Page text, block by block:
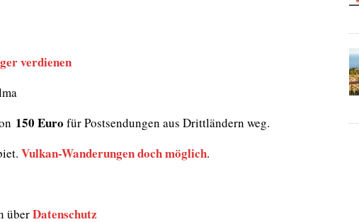
verdienen
150 Euro für Postsendungen aus Drittländern weg.
Vulkan-Wanderungen doch möglich.
überDatenschutz